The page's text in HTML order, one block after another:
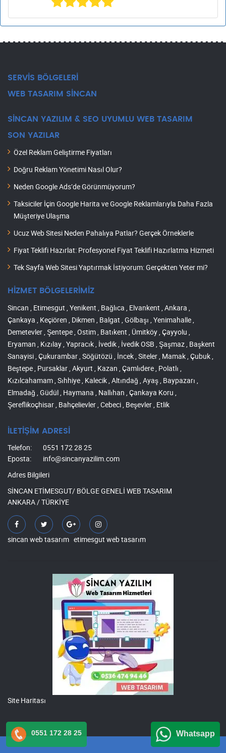
SERVİS BÖLGELERİ
WEB TASARIM SİNCAN
SİNCAN YAZILIM & SEO UYUMLU WEB TASARIM
SON YAZILAR
Özel Reklam Geliştirme Fiyatları
Doğru Reklam Yönetimi Nasıl Olur?
Neden Google Ads’de Görünmüyorum?
Taksiciler İçin Google Harita ve Google Reklamlarıyla Daha Fazla
Müşteriye Ulaşma
Ucuz Web Sitesi Neden Pahalıya Patlar? Gerçek Örneklerle
Fiyat Teklifi Hazırlat: Profesyonel Fiyat Teklifi Hazırlatma Hizmeti
Tek Sayfa Web Sitesi Yaptırmak İstiyorum: Gerçekten Yeter mi?
HİZMET BÖLGELERİMİZ
Sincan , Etimesgut , Yenikent , Bağlıca , Elvankent , Ankara ,
Çankaya , Keçiören , Dikmen , Balgat , Gölbaşı , Yenimahalle ,
Demetevler , Şentepe , Ostim , Batıkent , Ümitköy , Çayyolu ,
Eryaman , Kızılay , Yapracık , İvedik , İvedik OSB , Şaşmaz , Başkent
Sanayisi , Çukurambar , Söğütözü , İncek , Siteler , Mamak , Çubuk ,
Beştepe , Pursaklar , Akyurt , Kazan , Çamlıdere , Polatlı ,
Kızılcahamam , Sıhhiye , Kalecik , Altındağ , Ayaş , Baypazarı ,
Elmadağ , Güdül , Haymana , Nallıhan , Çankaya Koru ,
Şereflikoçhisar , Bahçelievler , Cebeci , Beşevler , Etlik
İLETİŞİM ADRESİ
Telefon:
0551 172 28 25
Eposta:
info@sincanyazilim.com
Adres Bilgileri
SİNCAN ETİMESGUT/ BÖLGE GENELİ WEB TASARIM
ANKARA / TÜRKİYE
sincan web tasarım etimesgut web tasarım
Site Haritası
0551 172 28 25 Whatsapp